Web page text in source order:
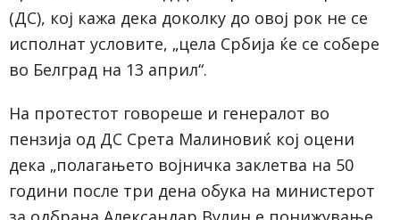
(ДС), кој кажа дека доколку до овој рок не се
исполнат условите, „цела Србија ќе се собере
во Белград на 13 април“.
На протестот говореше и генералот во
пензија од ДС Срета Малиновиќ кој оцени
дека „полагањето војничка заклетва на 50
години после три дена обука на министерот